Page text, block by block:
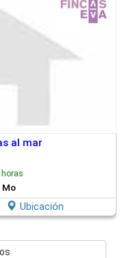
al mar
horas
Mo
Ubicación